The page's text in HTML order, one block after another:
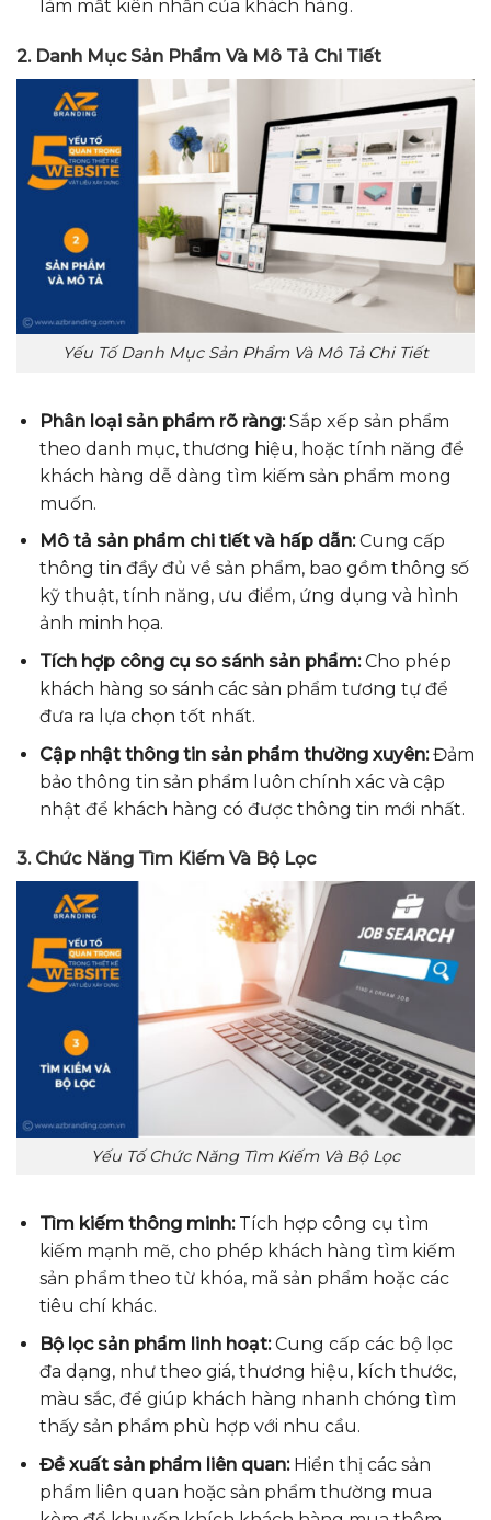
làm mất kiên nhẫn của khách hàng.
2. Danh Mục Sản Phẩm Và Mô Tả Chi Tiết
Yếu Tố Danh Mục Sản Phẩm Và Mô Tả Chi Tiết
Phân loại sản phẩm rõ ràng:Sắp xếp sản phẩm
theo danh mục, thương hiệu, hoặc tính năng để
khách hàng dễ dàng tìm kiếm sản phẩm mong
muốn.
Mô tả sản phẩm chi tiết và hấp dẫn:Cung cấp
thông tin đầy đủ về sản phẩm, bao gồm thông số
kỹ thuật, tính năng, ưu điểm, ứng dụng và hình
ảnh minh họa.
Tích hợp công cụ so sánh sản phẩm:Cho phép
khách hàng so sánh các sản phẩm tương tự để
đưa ra lựa chọn tốt nhất.
Cập nhật thông tin sản phẩm thường xuyên:Đảm
bảo thông tin sản phẩm luôn chính xác và cập
nhật để khách hàng có được thông tin mới nhất.
3. Chức Năng Tìm Kiếm Và Bộ Lọc
Yếu Tố Chức Năng Tìm Kiếm Và Bộ Lọc
Tìm kiếm thông minh:Tích hợp công cụ tìm
kiếm mạnh mẽ, cho phép khách hàng tìm kiếm
sản phẩm theo từ khóa, mã sản phẩm hoặc các
tiêu chí khác.
Bộ lọc sản phẩm linh hoạt:Cung cấp các bộ lọc
đa dạng, như theo giá, thương hiệu, kích thước,
màu sắc, để giúp khách hàng nhanh chóng tìm
thấy sản phẩm phù hợp với nhu cầu.
Đề xuất sản phẩm liên quan:Hiển thị các sản
phẩm liên quan hoặc sản phẩm thường mua